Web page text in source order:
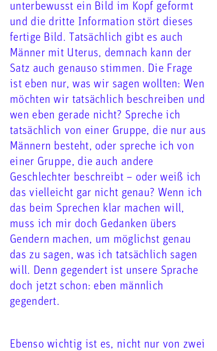
unterbewusst ein Bild im Kopf geformt
und die dritte Information stört dieses
fertige Bild. Tatsächlich gibt es auch
Männer mit Uterus, demnach kann der
Satz auch genauso stimmen. Die Frage
ist eben nur, was wir sagen wollten: Wen
möchten wir tatsächlich beschreiben und
wen eben gerade nicht? Spreche ich
tatsächlich von einer Gruppe, die nur aus
Männern besteht, oder spreche ich von
einer Gruppe, die auch andere
Geschlechter beschreibt – oder weiß ich
das vielleicht gar nicht genau? Wenn ich
das beim Sprechen klar machen will,
muss ich mir doch Gedanken übers
Gendern machen, um möglichst genau
das zu sagen, was ich tatsächlich sagen
will. Denn gegendert ist unsere Sprache
doch jetzt schon: eben männlich
gegendert.
Ebenso wichtig ist es, nicht nur von zwei